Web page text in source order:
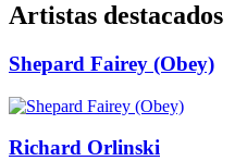
Artistas destacados
Shepard Fairey (Obey)
Richard Orlinski